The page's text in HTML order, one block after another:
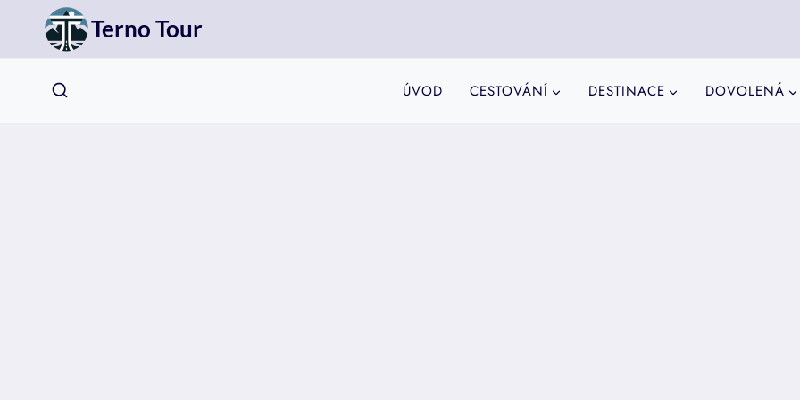
Přeskočit
obsah
Terno Tour
ÚVOD CESTOVÁNÍ DESTINACE DOVOLENÁ